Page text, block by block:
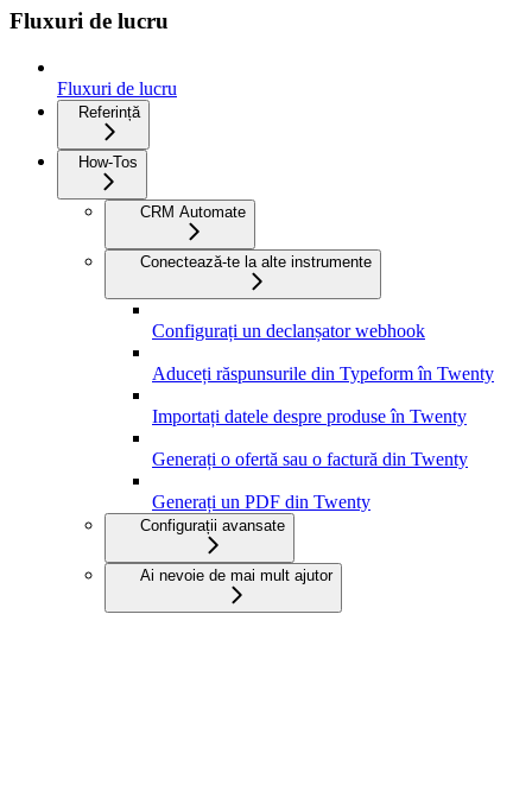
Fluxuri de lucru
Fluxuri de lucru
Referință
How-Tos
CRM Automate
Conectează-te la alte instrumente
Configurați un declanșator webhook
Aduceți răspunsurile din Typeform în Twenty
Importați datele despre produse în Twenty
Generați o ofertă sau o factură din Twenty
Generați un PDF din Twenty
Configurații avansate
Ai nevoie de mai mult ajutor